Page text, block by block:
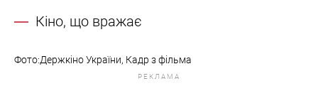
Кіно, що вражає
Фото:Держкіно України, Кадр з фільма
РЕКЛАМА